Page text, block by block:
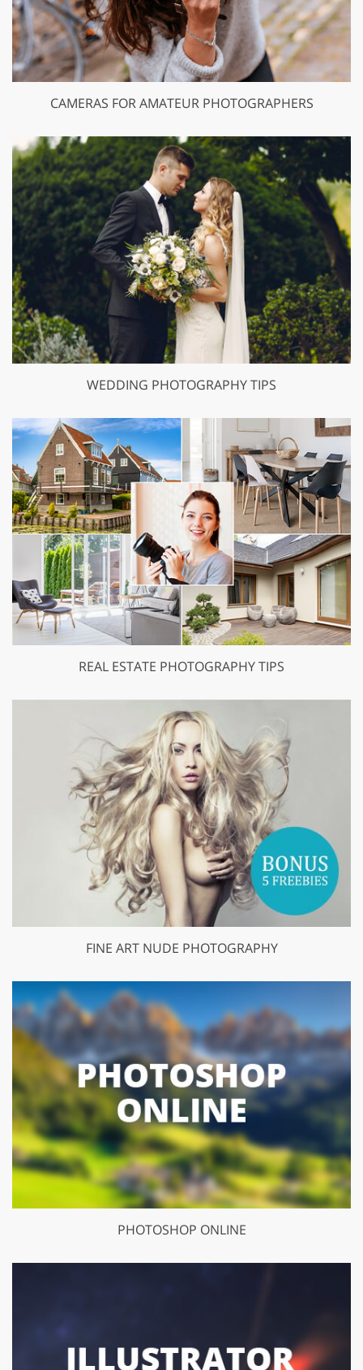
CAMERAS FOR AMATEUR PHOTOGRAPHERS
WEDDING PHOTOGRAPHY TIPS
REAL ESTATE PHOTOGRAPHY TIPS
FINE ART NUDE PHOTOGRAPHY
PHOTOSHOP ONLINE